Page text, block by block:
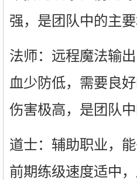
强，是团队中的主要
法师：远程魔法输
血少防低，需要良
伤害极高，是团队中
道士：辅助职业，
前期练级速度适中